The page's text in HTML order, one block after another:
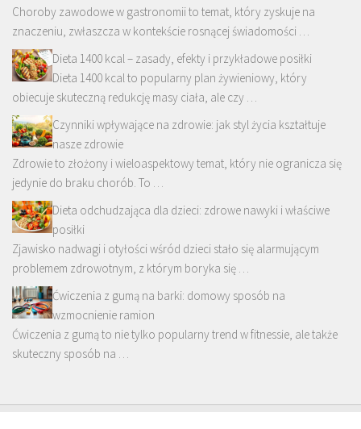
Choroby zawodowe w gastronomii to temat, który zyskuje na
znaczeniu, zwłaszcza w kontekście rosnącej świadomości …
Dieta 1400 kcal – zasady, efekty i przykładowe posiłki
Dieta 1400 kcal to popularny plan żywieniowy, który
obiecuje skuteczną redukcję masy ciała, ale czy …
Czynniki wpływające na zdrowie: jak styl życia kształtuje
nasze zdrowie
Zdrowie to złożony i wieloaspektowy temat, który nie ogranicza się
jedynie do braku chorób. To …
Dieta odchudzająca dla dzieci: zdrowe nawyki i właściwe
posiłki
Zjawisko nadwagi i otyłości wśród dzieci stało się alarmującym
problemem zdrowotnym, z którym boryka się …
Ćwiczenia z gumą na barki: domowy sposób na
wzmocnienie ramion
Ćwiczenia z gumą to nie tylko popularny trend w fitnessie, ale także
skuteczny sposób na …